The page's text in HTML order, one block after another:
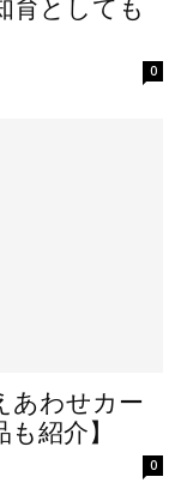
育としても
0
あわせカー
紹介】
0